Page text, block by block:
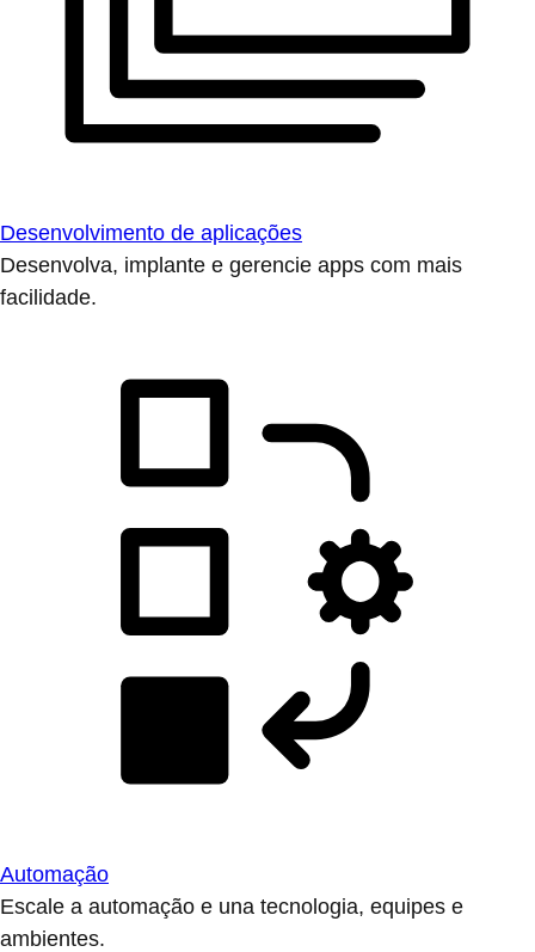
Desenvolvimento de aplicações
Desenvolva, implante e gerencie apps com mais
facilidade.
Automação
Escale a automação e una tecnologia, equipes e
ambientes.